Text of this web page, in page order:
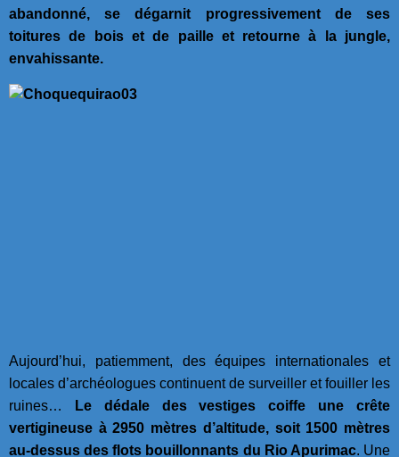
abandonné, se dégarnit progressivement de ses
toitures de bois et de paille et retourne à la jungle,
envahissante.
Aujourd’hui, patiemment, des équipes internationales et
locales d’archéologues continuent de surveiller et fouiller les
ruines…
Le dédale des vestiges coiffe une crête
vertigineuse à 2950 mètres d’altitude, soit 1500 mètres
au-dessus des flots bouillonnants du Rio Apurimac. Une